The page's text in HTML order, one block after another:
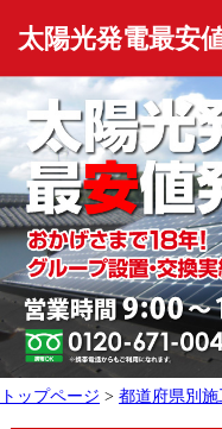
太陽光発電最安
トップページ > 都道府県別施